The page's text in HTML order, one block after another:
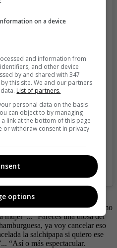
Garrido (@elianisgarrido)
que sus fans le dejaran
se pueden leer opiniones como
mujer”... “Pareces una diosa del
ya voy cancelar eso
la salchipapa si quiero ese
“Así o más espectacular.
on a device
and information from
and other device
by and shared with 347
this site. We and our partners
List of partners.
personal data on the basis
can object to by managing
link at the bottom of this page
or withdraw consent in privacy
options